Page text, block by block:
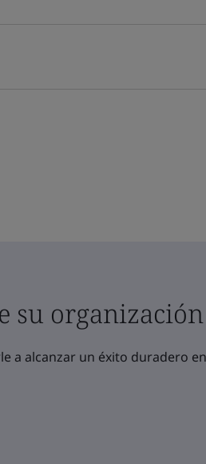
su organización
a alcanzar un éxito duradero